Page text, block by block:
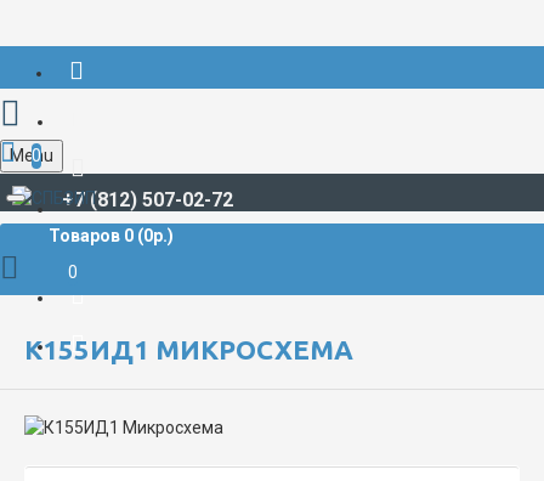
+7 (812) 507-02-72
Menu
0
Товаров 0 (0р.)
0
РАДИОДЕТАЛИ И РАДИОЭЛЕКТРОННЫЕ КОМПОНЕНТЫ
К155ИД1 МИКРОСХЕМА